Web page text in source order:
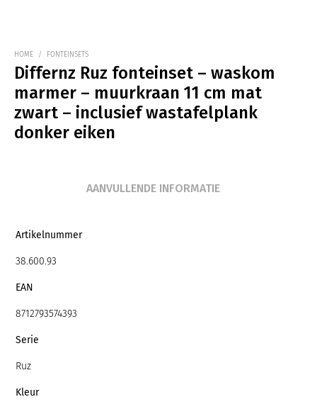
HOME / FONTEINSETS
Differnz Ruz fonteinset – waskom
marmer – muurkraan 11 cm mat
zwart – inclusief wastafelplank
donker eiken
AANVULLENDE INFORMATIE
Artikelnummer
38.600.93
EAN
8712793574393
Serie
Ruz
Kleur